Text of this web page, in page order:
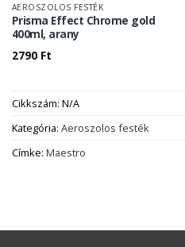
AEROSZOLOS FESTÉK
Prisma Effect Chrome gold
400ml, arany
2790 Ft
Cikkszám: N/A
Kategória: Aeroszolos festék
Címke: Maestro